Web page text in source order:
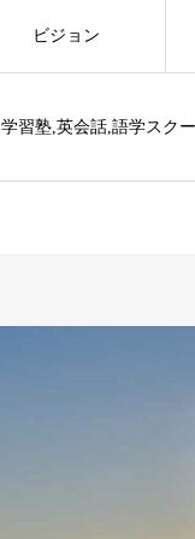
学習塾,英会話,語学スク
ビジョン